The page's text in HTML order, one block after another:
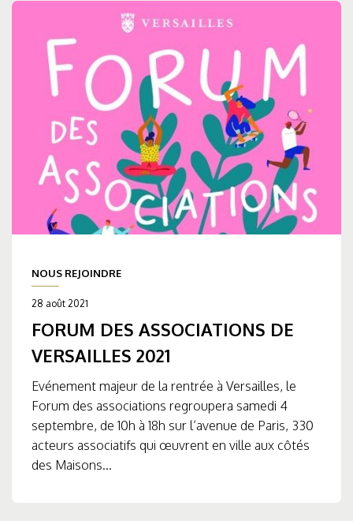
NOUS REJOINDRE
28 août 2021
FORUM DES ASSOCIATIONS DE
VERSAILLES 2021
Evénement majeur de la rentrée à Versailles, le
Forum des associations regroupera samedi 4
septembre, de 10h à 18h sur l’avenue de Paris, 330
acteurs associatifs qui œuvrent en ville aux côtés
des Maisons...